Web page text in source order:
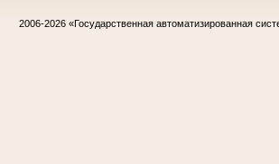
2006-2026 «Государственная автоматизированная